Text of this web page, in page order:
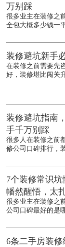
万别踩
很多业主在装修之
全包大概多少钱一
装修避坑新手
在装修之前需要先
好，装修堪比闯关
装修避坑指南
手千万别踩
很多人在装修之前
修公司口碑排行，
7个装修常识
幡然醒悟，太
很多业主在装修之
公司口碑最好的是
6条二手房装